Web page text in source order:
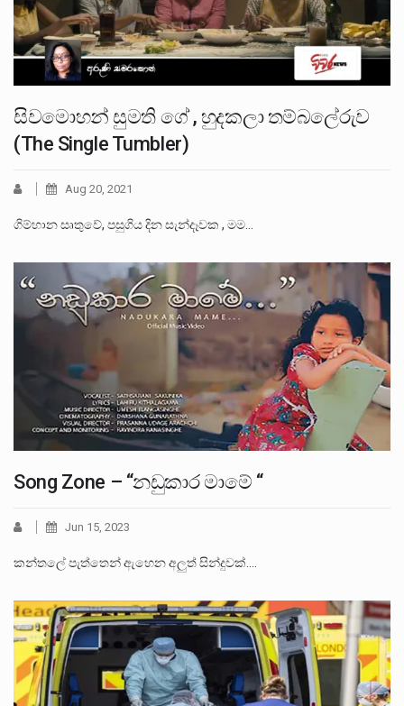
සිවමොහන් සුමති ගේ , හුදකලා තම්බලේරුව
(The Single Tumbler)
Aug 20, 2021
ගිම්හාන සෘතුවේ, පසුගිය දින සැන්දෑවක , මම…
Song Zone – “නඩුකාර මාමේ “
Jun 15, 2023
කන්තලේ පැත්තෙන් ඇහෙන අලු‍ත් සින්දුවක්.…